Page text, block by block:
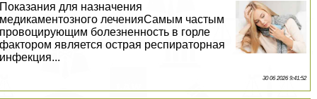
Показания для назначения
медикаментозного леченияСамым частым
провоцирующим болезненность в горле
фактором является острая респираторная
инфекция...
30 06 2026 9:41:52